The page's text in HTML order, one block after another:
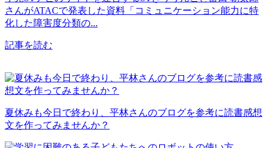
さんがATACで発表した資料「コミュニケーション能力に特
化した障害度分類の...
記事を読む
夏休みも今日で終わり、平林さんのブログを参考に読書感想
文を作ってみませんか？